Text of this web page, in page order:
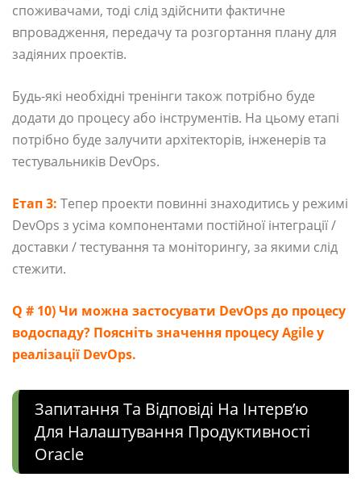
споживачами, тоді слід здійснити фактичне
впровадження, передачу та розгортання плану для
задіяних проектів.
Будь-які необхідні тренінги також потрібно буде
додати до процесу або інструментів. На цьому етапі
потрібно буде залучити архітекторів, інженерів та
тестувальників DevOps.
Етап 3: Тепер проекти повинні знаходитись у режимі
DevOps з усіма компонентами постійної інтеграції /
доставки / тестування та моніторингу, за якими слід
стежити.
Q # 10) Чи можна застосувати DevOps до процесу
водоспаду? Поясніть значення процесу Agile у
реалізації DevOps.
Запитання Та Відповіді На Інтерв’ю
Для Налаштування Продуктивності
Oracle